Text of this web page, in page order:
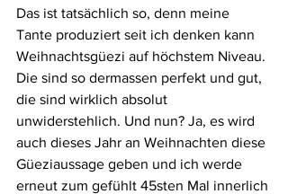
Das ist tatsächlich so, denn meine
Tante produziert seit ich denken kann
Weihnachtsgüezi auf höchstem Niveau.
Die sind so dermassen perfekt und gut,
die sind wirklich absolut
unwiderstehlich. Und nun? Ja, es wird
auch dieses Jahr an Weihnachten diese
Güeziaussage geben und ich werde
erneut zum gefühlt 45sten Mal innerlich